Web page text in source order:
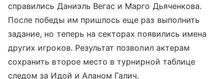
справились Даниэль Вегас и Марго Дьяченкова.
После победы им пришлось еще раз выполнить
задание, но теперь на секторах появились имена
других игроков. Результат позволил актерам
сохранить второе место в турнирной таблице
следом за Идой и Аланом Галич.